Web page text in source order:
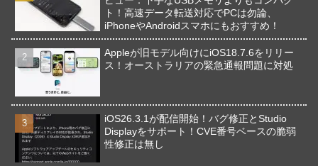
ト！高速データ転送対応でPCは勿論、
iPhoneやAndroidスマホにもおすすめ！
Appleが旧モデル向けにiOS18.7.6をリリー
ス！オーストラリアの緊急通報問題に対処
iOS26.3.1が配信開始！バグ修正とStudio
Displayをサポート！CVE番号ベースの脆弱
性修正は無し